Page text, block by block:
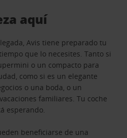
aquí
Avis tiene preparado tu
que lo necesites. Tanto si
o un compacto para
como si es un elegante
o una boda, o un
familiares. Tu coche
esperando.
beneficiarse de una